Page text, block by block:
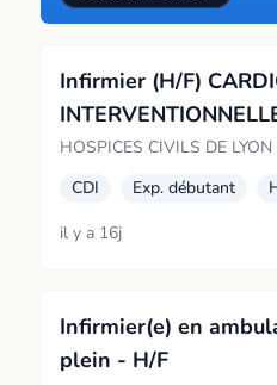
Infirmier (H/F)
Hôpital de la Croix-
HOSPICES CIVILS DE LYON
CDI
Exp. débutant
il y a 16j
Infirmier(e) en
plein - H/F